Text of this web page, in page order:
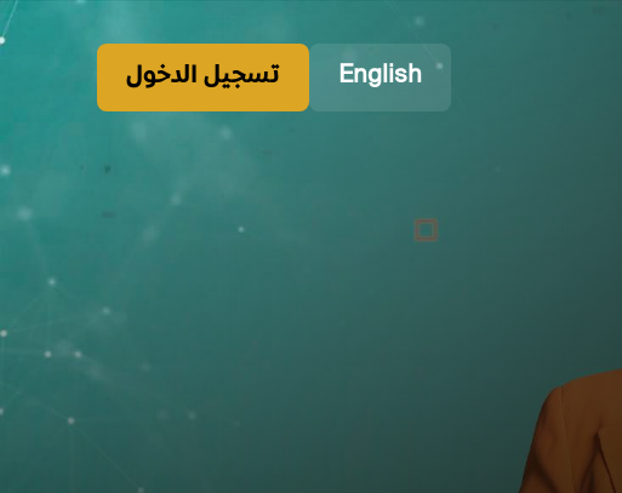
English تسجيل الدخول